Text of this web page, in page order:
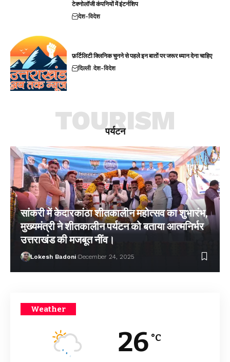
टेक्नोलॉजी कंपनियों में इंटर्नशिप
देश-विदेश
फ़र्टिलिटी क्लिनिक चुनने से पहले इन बातों पर जरूर ध्यान देना चाहिए
दिल्ली देश-विदेश
पर्यटन
TOURISM
सांकरी में केदारकांठा शीतकालीन महोत्सव का शुभारंभ,
मुख्यमंत्री ने शीतकालीन पर्यटन को बताया आत्मनिर्भर
उत्तराखंड की मजबूत नींव।
Lokesh Badoni December 24, 2025
Weather
26 °C